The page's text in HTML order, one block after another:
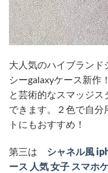
大人気のハイブランド
シーgalaxyケース新作
と芸術的なスマッジ
できます。２色で自
トにもおすすめ！
第三は シャネル風
ース 人気 女子 スマホ